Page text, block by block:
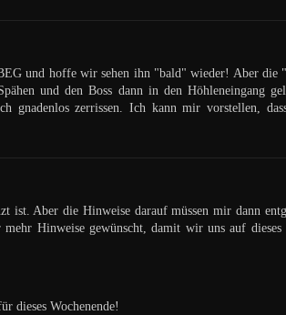
und hoffe wir sehen ihn "bald" wieder! Aber
und den Boss dann in den Höhleneingang
gnadenlos zerrissen. Ich kann mir vorstellen,
ist. Aber die Hinweise darauf müssen mir dann
Hinweise gewünscht, damit wir uns auf dieses
dieses Wochenende!